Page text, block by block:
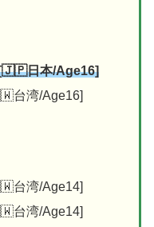
日本/Age16]
台湾/Age16]
台湾/Age14]
台湾/Age14]